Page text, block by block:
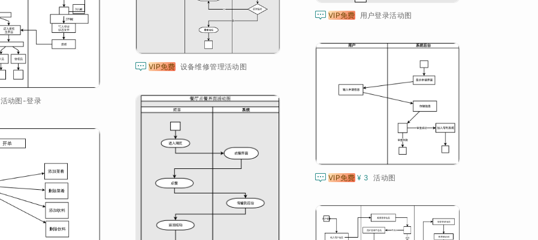
 VIP免费 用户登录活动图
 VIP免费 设备维修管理活动图
活动图-登录
 VIP免费 ¥ 3 活动图